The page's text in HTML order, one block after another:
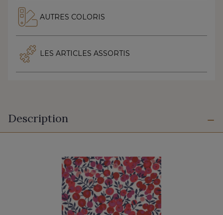
AUTRES COLORIS
LES ARTICLES ASSORTIS
Description